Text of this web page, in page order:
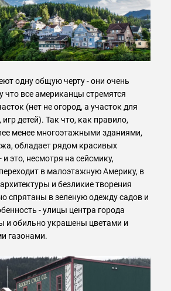
одну общую черту - они очень
что все американцы стремятся
(нет не огород, а участок для
детей). Так что, как правило,
менее многоэтажными зданиями,
обладает рядом красивых
это, несмотря на сейсмику,
в малоэтажную Америку, в
и безликие творения
спрятаны в зеленую одежду садов и
- улицы центра города
и обильно украшены цветами и
газонами.